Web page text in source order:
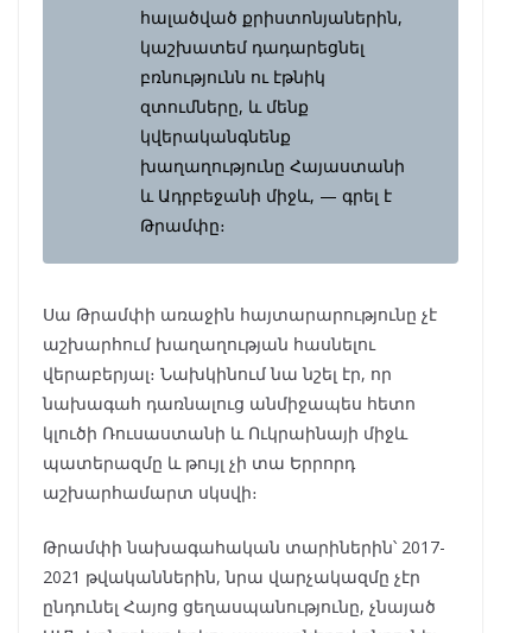
հալածված քրիստոնյաներին,
կաշխատեմ դադարեցնել
բռնությունն ու էթնիկ
զտումները, և մենք
կվերականգնենք
խաղաղությունը Հայաստանի
և Ադրբեջանի միջև, — գրել է
Թրամփը։
Սա Թրամփի առաջին հայտարարությունը չէ
աշխարհում խաղաղության հասնելու
վերաբերյալ։ Նախկինում նա նշել էր, որ
նախագահ դառնալուց անմիջապես հետո
կլուծի Ռուսաստանի և Ուկրաինայի միջև
պատերազմը և թույլ չի տա Երրորդ
աշխարհամարտ սկսվի։
Թրամփի նախագահական տարիներին՝ 2017-
2021 թվականներին, նրա վարչակազմը չէր
ընդունել Հայոց ցեղասպանությունը, չնայած